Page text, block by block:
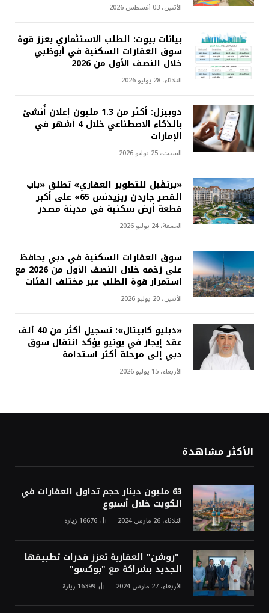
الأثنين، 03 أغسطس 2026
بيانات بيوت: الطلب الاستثماري يعزز قوة
سوق العقارات السكنية في أبوظبي
خلال النصف الأول من 2026
الثلاثاء، 28 يوليو 2026
دوبيزل: أكثر من 1.3 مليون إعلان أُنشئ
بالذكاء الاصطناعي خلال 4 أشهر في
الإمارات
السبت، 25 يوليو 2026
«برتڤيل للتطوير العقاري» تطلق «باب
القصر جاردن ريزيدنس 65» على أكبر
قطعة أرض سكنية في مدينة مصدر
الجمعة، 24 يوليو 2026
سوق العقارات السكنية في دبي يحافظ
على زخمه خلال النصف الأول من 2026 مع
استمرار قوة الطلب عبر مختلف الفئات
الأثنين، 20 يوليو 2026
«دبليو كابيتال»: تسجيل أكثر من 40 ألف
عقد إيجار في يونيو يؤكد انتقال سوق
دبي إلى مرحلة أكثر استدامة
الأربعاء، 15 يوليو 2026
الأكثر مشاهدة
63 مليون دينار حجم تداول العقارات في
الكويت خلال أسبوع
الثلاثاء، 26 مارس 2024 16676 زيارة
"روشن" العقارية تعزز قدرات تطبيقها
الجديد بشراكة مع "بوكسو"
الأربعاء، 27 مارس 2024 16399 زيارة